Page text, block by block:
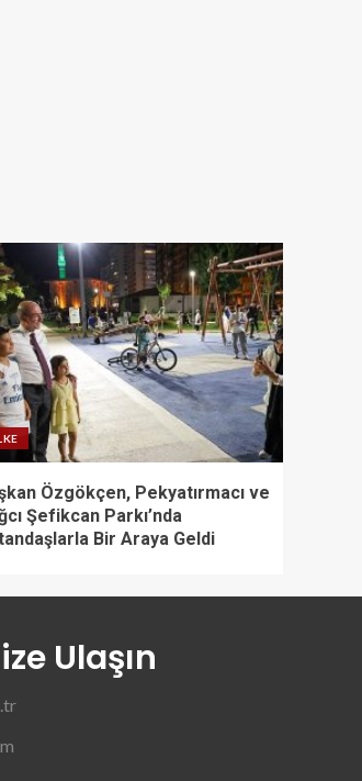
Özgökçen, Pekyatırmacı ve
Şefikcan Parkı’nda
Bir Araya Geldi
Ulaşın